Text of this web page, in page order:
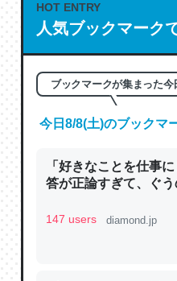
これは良記事。32768
の伏線」は回収されな
やすく強くなりそう
昆虫ってカルシウム少
HOT ENTRY
人気ブックマーク
ブックマークが集まった今
今日8/8(土)のブックマ
「好きなことを仕事
答が正論すぎて、ぐ
147 users diamond.jp